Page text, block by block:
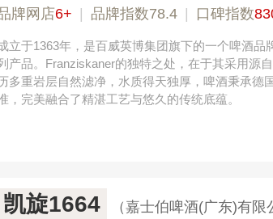
牌网店6+ 品牌指数78.4 口碑指数
立于1363年，是百威英博集团旗下的一个啤酒
产品。Franziskaner的独特之处，在于其采用源
多重岩层自然滤净，水质得天独厚，啤酒秉承德
，完美融合了精湛工艺与悠久的传统底蕴。
凯旋1664 （嘉士伯啤酒(广东)有限